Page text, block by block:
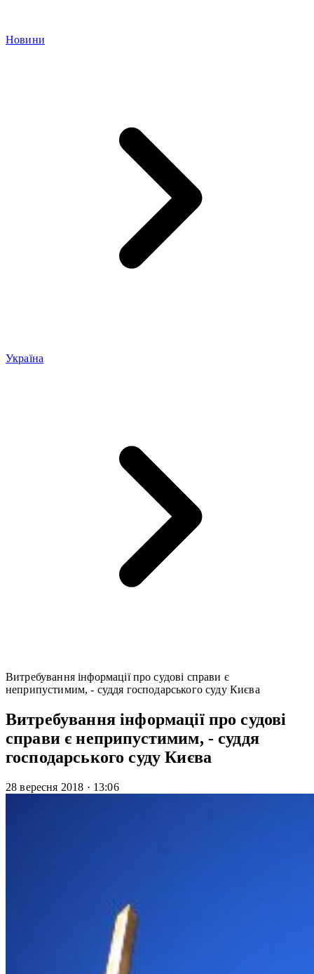
Новини
Україна
Витребування інформації про судові справи є
неприпустимим, - суддя господарського суду Києва
Витребування інформації про судові
справи є неприпустимим, - суддя
господарського суду Києва
28 вересня 2018 · 13:06